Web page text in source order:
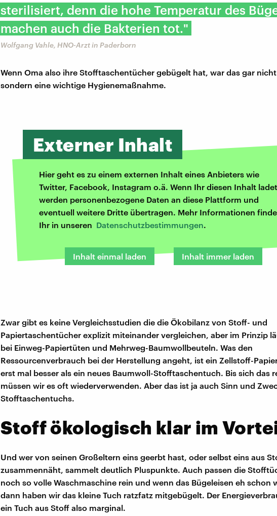
sterilisiert, denn die hohe Temperatur des
machen auch die Bakterien tot."
Wolfgang Vahle, HNO-Arzt in Paderborn
Wenn Oma also ihre Stofftaschentücher gebügelt hat, war das gar
sondern eine wichtige Hygienemaßnahme.
Externer Inhalt
Hier geht es zu einem externen Inhalt eines Anbieters wie
Twitter, Facebook, Instagram o.ä. Wenn Ihr diesen Inhalt
werden personenbezogene Daten an diese Plattform und
eventuell weitere Dritte übertragen. Mehr Informationen
Ihr in unseren Datenschutzbestimmungen.
Inhalt einmal laden Inhalt immer laden
Zwar gibt es keine Vergleichsstudien die die Ökobilanz von Stoff- und
Papiertaschentücher explizit miteinander vergleichen, aber im Prinzip
bei Einweg-Papiertüten und Mehrweg-Baumwollbeuteln. Was den
Ressourcenverbrauch bei der Herstellung angeht, ist ein Zellstoff-
erst mal besser als ein neues Baumwoll-Stofftaschentuch. Bis sich das
müssen wir es oft wiederverwenden. Aber das ist ja auch Sinn und
Stofftaschentuchs.
Stoff ökologisch klar im
Und wer von seinen Großeltern eins geerbt hast, oder selbst eins aus
zusammennäht, sammelt deutlich Pluspunkte. Auch passen die
noch so volle Waschmaschine rein und wenn das Bügeleisen eh schon
dann haben wir das kleine Tuch ratzfatz mitgebügelt. Der
ein Tuch aus Stoff also marginal.